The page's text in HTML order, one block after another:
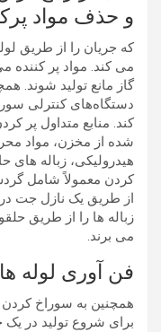
و حذف مواد
که جریان را از طریق
می کند. مواد پر کننده
گاز مانع تولید شوند.
دستگاه‌های کنترلی
کند. منابع متداول پر
شده از مخزن، مواد
هیدرولیکی، زباله
کردن معمولاً شامل
می برند.
فن آوری لوله
همچنین به سوراخ
برای شروع تولید در یک